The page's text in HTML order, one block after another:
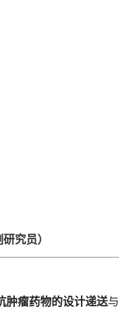
究员）
肿瘤药物的设计递送与